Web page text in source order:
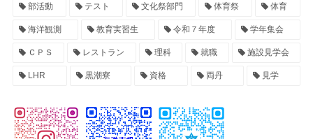
部活動 テスト 文化祭部門 体育祭 体育
海洋観測 教育実習生 令和７年度 学年集会
ＣＰＳ レストラン 理科 就職 施設見学会
LHR 黒潮寮 資格 両丹 見学